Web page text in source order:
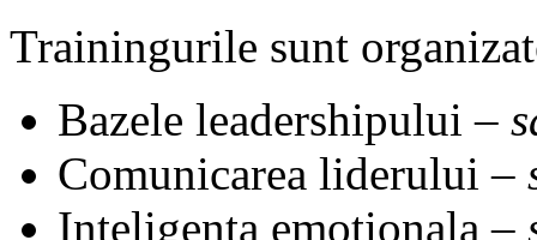
Trainingurile sunt
Bazele leadershipului –
Comunicarea liderului –
Inteligenta emotionala –